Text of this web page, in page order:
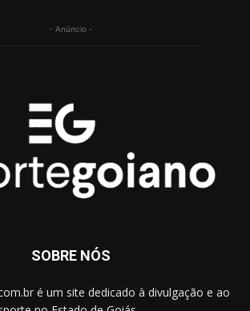
- Anúncio -
SOBRE NÓS
é um site dedicado à divulgação e ao